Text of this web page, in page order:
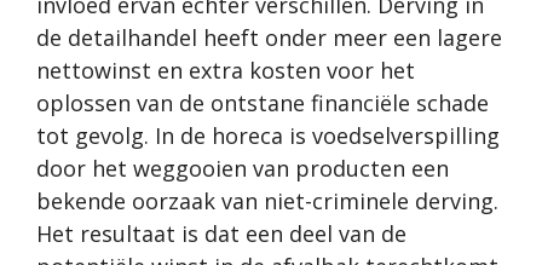
de detailhandel heeft onder meer een lagere
nettowinst en extra kosten voor het
oplossen van de ontstane financiële schade
tot gevolg. In de horeca is voedselverspilling
door het weggooien van producten een
bekende oorzaak van niet-criminele derving.
Het resultaat is dat een deel van de